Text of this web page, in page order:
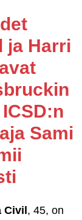
ja Harri
Sami
Civil , 45, on